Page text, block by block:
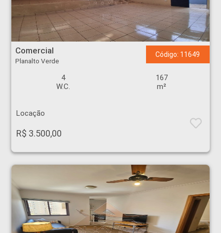
Comercial - Planalto Verde - Ribeirão Preto
Comercial
Planalto Verde
Código: 11649
4
W.C.
167
m²
Locação
R$ 3.500,00